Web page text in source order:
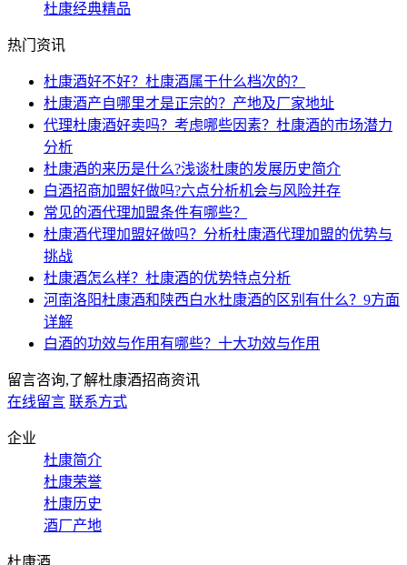
杜康经典精品
热门资讯
杜康酒好不好？杜康酒属于什么档次的？
杜康酒产自哪里才是正宗的？产地及厂家地址
代理杜康酒好卖吗？考虑哪些因素？杜康酒的市场潜力
分析
杜康酒的来历是什么?浅谈杜康的发展历史简介
白酒招商加盟好做吗?六点分析机会与风险并存
常见的酒代理加盟条件有哪些？
杜康酒代理加盟好做吗？分析杜康酒代理加盟的优势与
挑战
杜康酒怎么样？杜康酒的优势特点分析
河南洛阳杜康酒和陕西白水杜康酒的区别有什么？9方面
详解
白酒的功效与作用有哪些？十大功效与作用
留言咨询,了解杜康酒招商资讯
在线留言 联系方式
企业
杜康简介
杜康荣誉
杜康历史
酒厂产地
杜康酒